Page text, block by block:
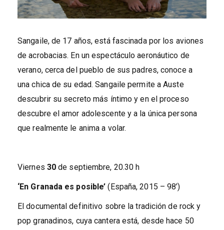
Sangaile, de 17 años, está fascinada por los aviones
de acrobacias. En un espectáculo aeronáutico de
verano, cerca del pueblo de sus padres, conoce a
una chica de su edad. Sangaile permite a Auste
descubrir su secreto más íntimo y en el proceso
descubre el amor adolescente y a la única persona
que realmente le anima a volar.
Viernes 30de septiembre, 20.30 h
‘En Granada es posible’ (España, 2015 – 98’)
El documental definitivo sobre la tradición de rock y
pop granadinos, cuya cantera está, desde hace 50